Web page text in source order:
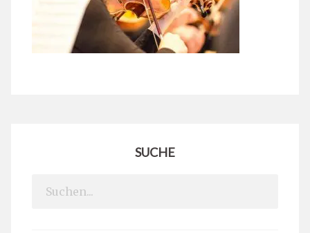
SUCHE
Search